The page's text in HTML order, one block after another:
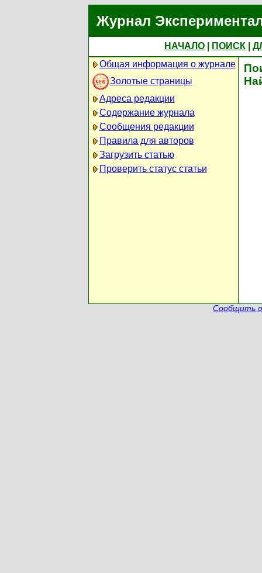
Журнал
НАЧАЛО ПОИСК
Общая информация о журнале
Золотые страницы
Адреса редакции
Содержание журнала
Сообщения редакции
Правила для авторов
Загрузить статью
Проверить статус статьи
Сообщить о